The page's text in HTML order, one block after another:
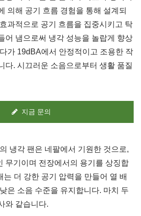
의해 공기 흐름 경험을 통해 설계되
과적으로 공기 흐름을 집중시키고 탁
어 냄으로써 냉각 성능을 놀랍게 향상
가 19dBA에서 안정적이고 조용한 작
다. 시끄러운 소음으로부터 생활 품질
지금 문의
냉각 팬은 네팔에서 기원한 것으로,
무기이며 전장에서의 용기를 상징합
는 더 강한 공기 압력을 만들어 열 배
은 소음 수준을 유지합니다. 마치 두
와 같습니다.